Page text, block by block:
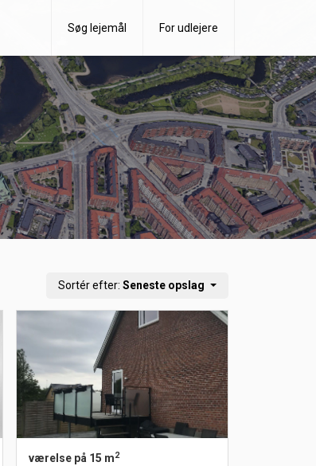
Søg lejemål For udlejere
Sortér efter:Seneste opslag
værelse på 15 m2